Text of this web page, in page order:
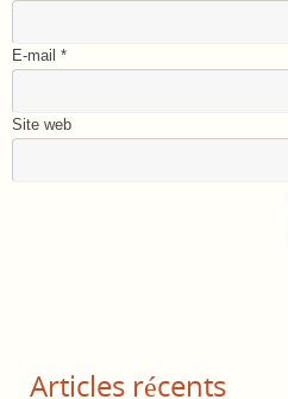
E-mail *
Site web
Articles récents